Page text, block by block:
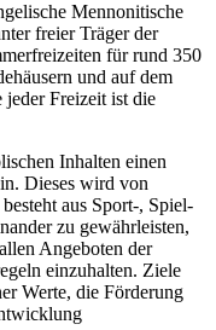
Mennonitische
freier Träger der
für rund 350
und auf dem
jeder Freizeit ist die
Inhalten einen
Dieses wird von
aus Sport-, Spiel-
zu gewährleisten,
Angeboten der
einzuhalten. Ziele
Werte, die Förderung